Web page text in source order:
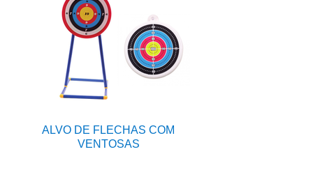
ALVO DE FLECHAS COM
VENTOSAS